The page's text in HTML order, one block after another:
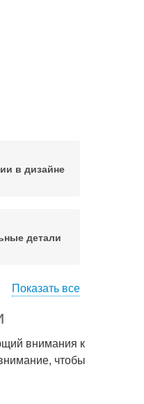
в дизайне
детали
Показать все
внимания к
чтобы